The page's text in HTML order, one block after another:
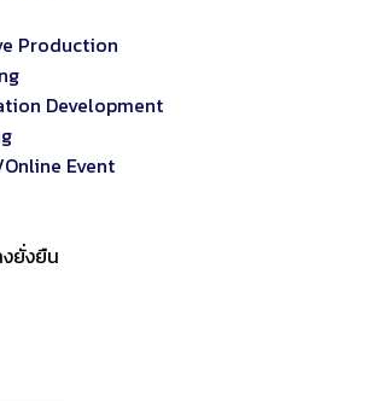
Production
Development
Event
ยั่งยืน